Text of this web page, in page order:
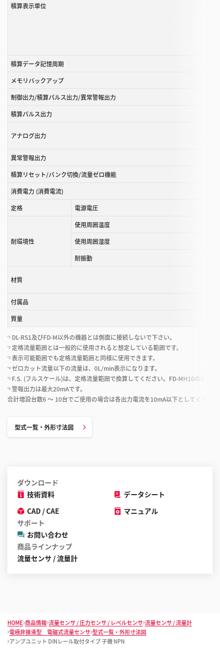
積算表示単位
積算データ記憶周期
メモリバックアップ
制御出力/積算パルス出力/異常警報出力
積算パルス出力
アナログ出力
異常警報出力
積算リセット/バンク切換/流量ゼロ機能
消費電力 (消費電流)
定格
電源電圧
耐環境性
使用周囲温度
使用周囲湿度
耐振動
材質
付属品
質量
*1 DL-RS1及びFD-M以外の機器とは側面に接続しないで下さい。
*2 定格流量範囲とは一般的に使用されると想定している範囲です。
*3 表示可能範囲でも定格流量範囲と同様に使用できます。
*4 ゼロカット流量以下の流量は、0L/min表示になります。
*5 F.S. (フルスケール)は、定格流量範囲で換算してください。FD-MH10の20
*6 警報出力は最大20mAです。
合計増設台数6 ～ 10台でご使用の場合は各出力電流を10mA以下としてくださ
型式一覧・外形寸法図
ダウンロード
技術資料
データシート
CAD / CAE
マニュアル
サポート
お問い合わせ
商品ラインナップ
流量センサ / 流量計
HOME 商品情報 流量センサ / 圧力センサ / レベルセンサ 流量センサ / 流量計
電極非接液型 電磁式流量センサ 型式一覧・外形寸法図
アンプユニット DINレール取付タイプ 子機 NPN